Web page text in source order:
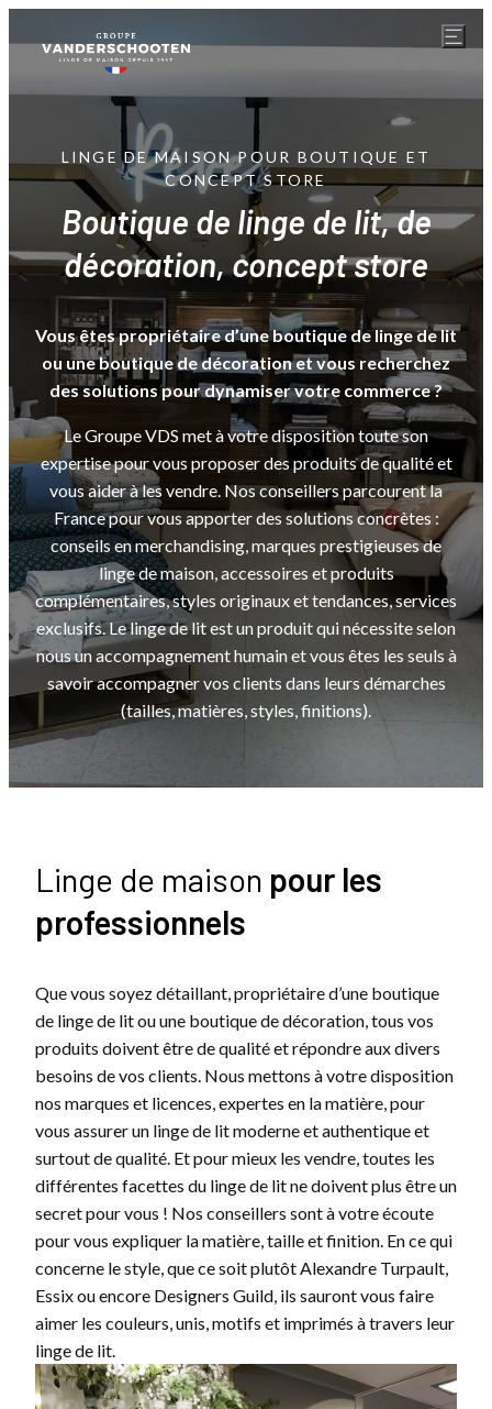
LINGE DE MAISON POUR BOUTIQUE ET
CONCEPT STORE
Boutique de linge de lit, de
décoration, concept store
Vous êtes propriétaire d’une boutique de linge de lit
ou une boutique de décoration et vous recherchez
des solutions pour dynamiser votre commerce ?
Le Groupe VDS met à votre disposition toute son
expertise pour vous proposer des produits de qualité et
vous aider à les vendre. Nos conseillers parcourent la
France pour vous apporter des solutions concrètes :
conseils en merchandising, marques prestigieuses de
linge de maison, accessoires et produits
complémentaires, styles originaux et tendances, services
exclusifs. Le linge de lit est un produit qui nécessite selon
nous un accompagnement humain et vous êtes les seuls à
savoir accompagner vos clients dans leurs démarches
(tailles, matières, styles, finitions).
Linge de maison pour les
professionnels
Que vous soyez détaillant, propriétaire d’une boutique
de linge de lit ou une boutique de décoration, tous vos
produits doivent être de qualité et répondre aux divers
besoins de vos clients. Nous mettons à votre disposition
nos marques et licences, expertes en la matière, pour
vous assurer un linge de lit moderne et authentique et
surtout de qualité. Et pour mieux les vendre, toutes les
différentes facettes du linge de lit ne doivent plus être un
secret pour vous ! Nos conseillers sont à votre écoute
pour vous expliquer la matière, taille et finition. En ce qui
concerne le style, que ce soit plutôt Alexandre Turpault,
Essix ou encore Designers Guild, ils sauront vous faire
aimer les couleurs, unis, motifs et imprimés à travers leur
linge de lit.